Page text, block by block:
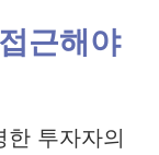
근해야
투자자의